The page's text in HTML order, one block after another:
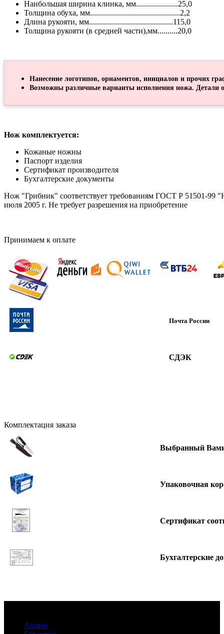
Наибольшая ширина клинка, мм.....................25,0
Толщина обуха, мм.............................................2,2
Длина рукояти, мм..........................................115,0
Толщина рукояти (в средней части),мм..........20,0
Нанесение логотипов, орнаментов, инициалов и прочих
Возможны различные варианты исполнения ножа. Детали
Нож комплектуется:
Кожаные ножны
Паспорт изделия
Сертификат производителя
Бухгалтерские документы
Нож "Грибник" соответствует требованиям ГОСТ Р 51501-99
июля 2005 г. Не требует разрешения на приобретение
Принимаем к оплате
Почта России
СДЭК
Комплектация заказа
Выбранный
Упаковочная
Сертификат
Бухгалтерские
Акции